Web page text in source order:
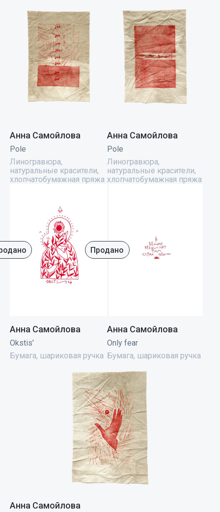
Анна Самойлова
Pole
Линогравюра,
натуральные красители,
хлопчатобумажная пряжа
Анна Самойлова
Pole
Линогравюра,
натуральные красители,
хлопчатобумажная пряжа
Анна Самойлова
Okstis'
Бумага, шариковая ручка
Продано
Анна Самойлова
Only fear
Бумага, шариковая ручка
Анна Самойлова